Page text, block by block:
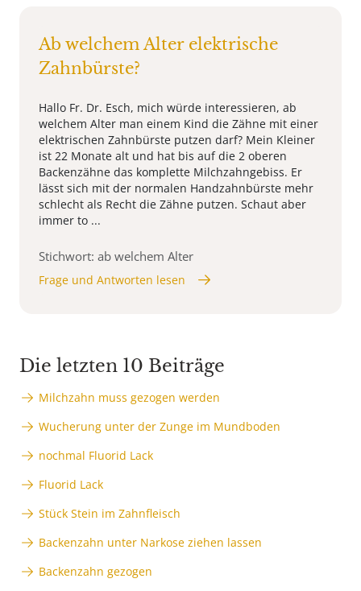
Ab welchem Alter elektrische
Zahnbürste?
Hallo Fr. Dr. Esch, mich würde interessieren, ab
welchem Alter man einem Kind die Zähne mit einer
elektrischen Zahnbürste putzen darf? Mein Kleiner
ist 22 Monate alt und hat bis auf die 2 oberen
Backenzähne das komplette Milchzahngebiss. Er
lässt sich mit der normalen Handzahnbürste mehr
schlecht als Recht die Zähne putzen. Schaut aber
immer to ...
Stichwort: ab welchem Alter
Frage und Antworten lesen
Die letzten 10 Beiträge
Milchzahn muss gezogen werden
Wucherung unter der Zunge im Mundboden
nochmal Fluorid Lack
Fluorid Lack
Stück Stein im Zahnfleisch
Backenzahn unter Narkose ziehen lassen
Backenzahn gezogen